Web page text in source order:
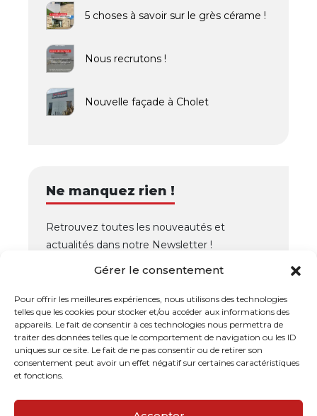
Gérer le consentement
Pour offrir les meilleures expériences, nous utilisons des technologies
telles que les cookies pour stocker et/ou accéder aux informations des
appareils. Le fait de consentir à ces technologies nous permettra de
traiter des données telles que le comportement de navigation ou les ID
uniques sur ce site. Le fait de ne pas consentir ou de retirer son
consentement peut avoir un effet négatif sur certaines caractéristiques
et fonctions.
5 choses à savoir sur le grès cérame !
Nous recrutons !
Nouvelle façade à Cholet
Ne manquez rien !
Retrouvez toutes les nouveautés et
actualités dans notre Newsletter !
OK